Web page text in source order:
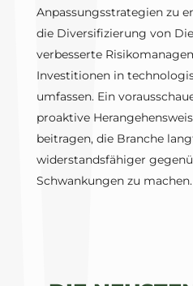
Anpassungsstrategien zu
die Diversifizierung von
verbesserte
Investitionen in
umfassen. Ein
proaktive
beitragen, die Branche
widerstandsfähiger
Schwankungen zu machen.